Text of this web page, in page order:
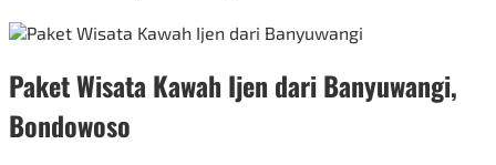
Paket Wisata Kawah Ijen dari Banyuwangi,
Bondowoso